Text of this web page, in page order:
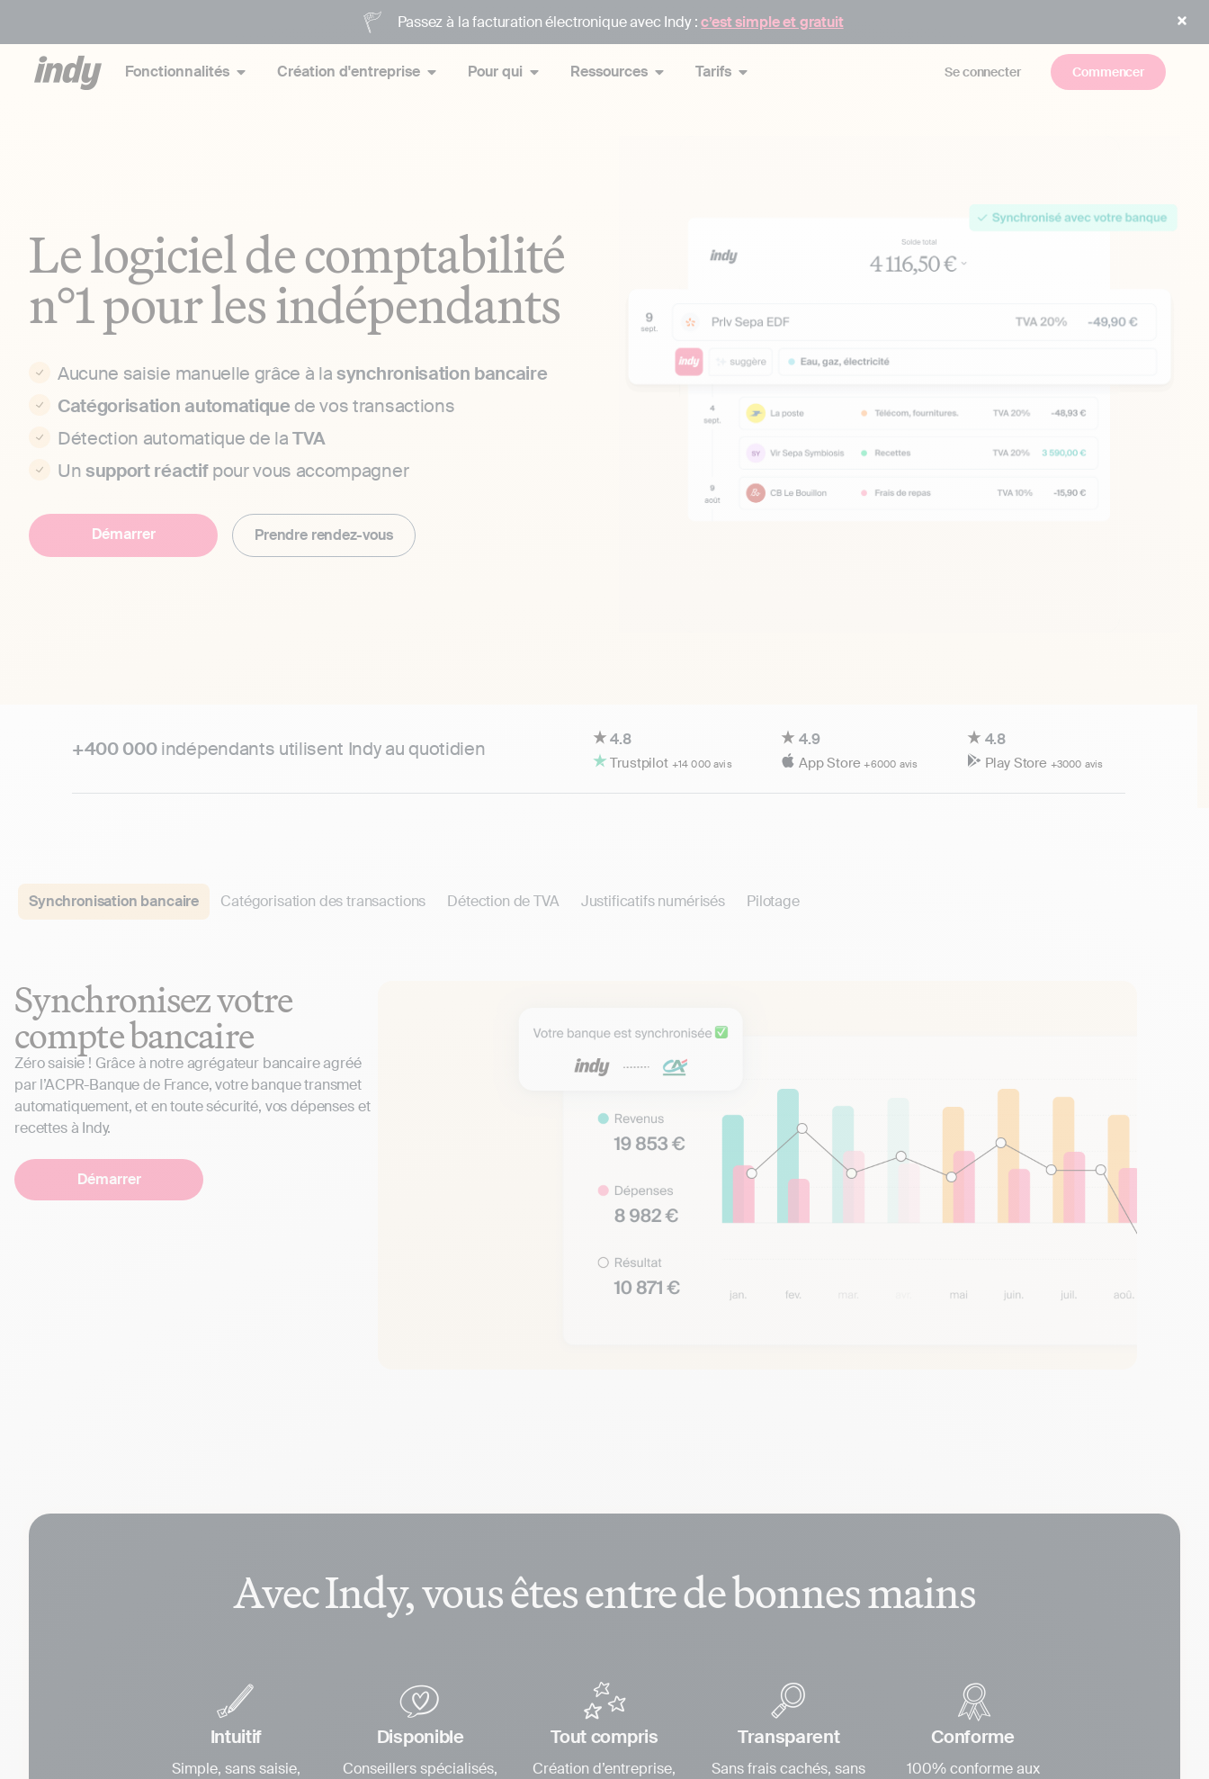
Passez à la facturation électronique avec Indy :c’est simple et gratuit
Fonctionnalités Création d'entreprise Pour qui Ressources Tarifs Se connecter Commencer
Le logiciel de comptabilité
n°1 pour les indépendants
Aucune saisie manuelle grâce à lasynchronisation bancaire
Catégorisation automatiquede vos transactions
Détection automatique de laTVA
Unsupport réactifpour vous accompagner
Démarrer Prendre rendez-vous
+400 000indépendants utilisent Indy au quotidien 4.8
Trustpilot +14 000 avis
4.9
App Store+6000 avis
4.8
Play Store +3000 avis
Synchronisation bancaire Catégorisation des transactions Détection de TVA Justificatifs numérisés Pilotage
Synchronisez votre
compte bancaire
Zéro saisie ! Grâce à notre agrégateur bancaire agréé
par l’ACPR-Banque de France, votre banque transmet
automatiquement, et en toute sécurité, vos dépenses et
recettes à Indy.
Démarrer
Avec Indy, vous êtes entre de bonnes mains
Intuitif
Simple, sans saisie,
Disponible
Conseillers spécialisés,
Tout compris
Création d’entreprise,
Transparent
Sans frais cachés, sans
Conforme
100% conforme aux